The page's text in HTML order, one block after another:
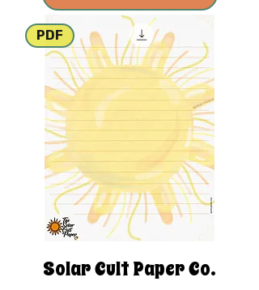
PDF
Solar Cult Paper Co.